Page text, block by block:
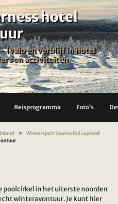
hotel
Ivalo en verblijf in hotel
en activiteiten
Reisprogramma Foto's
Wintersport Saariselkä Lapland
poolcirkel in het uiterste noorden
winteravontuur. Je kunt hier